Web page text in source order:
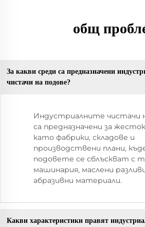
общ
За какви среди са предназначени
чистачи на подове?
Индустриалните чистачи
са предназначени за
като фабрики, складове и
производствени плани,
подовете се сблъскват с
машинария, маслени
абразивни материали.
Какви характеристики правят